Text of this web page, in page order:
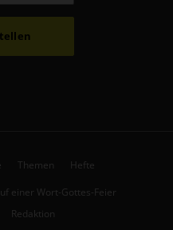
Themen Hefte
einer Wort-Gottes-Feier
Redaktion